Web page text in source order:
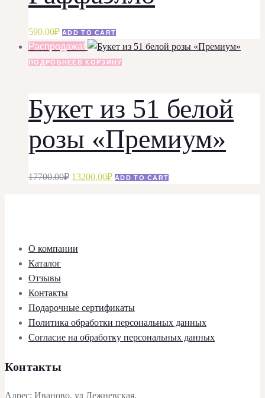
590.00₽ ADD TO CART
Распродажа!
ПОДРОБНЕЕ В КОРЗИНУ
Букет из 51 белой
розы «Премиум»
17700.00₽ Первоначальная
13200.00₽Текущая
ADD TO CART
О компании
Каталог
Отзывы
Контакты
Подарочные сертификаты
Политика обработки персональных данных
Согласие на обработку персональных данных
Контакты
Адрес: Иваново, ул Лежневская,